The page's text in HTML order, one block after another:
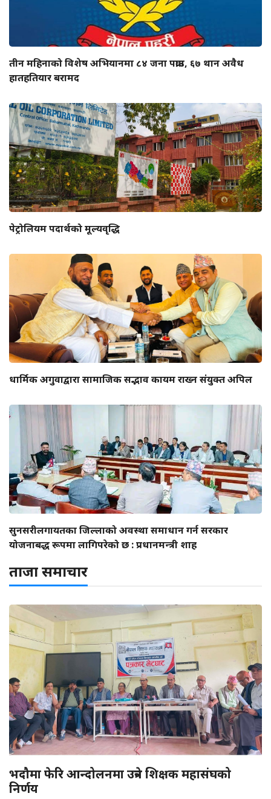
तीन महिनाको विशेष अभियानमा ८४ जना पक्राउ, ६७ थान अवैध
हातहतियार बरामद
पेट्रोलियम पदार्थको मूल्यवृद्धि
धार्मिक अगुवाद्वारा सामाजिक सद्भाव कायम राख्न संयुक्त अपिल
सुनसरीलगायतका जिल्लाको अवस्था समाधान गर्न सरकार
योजनाबद्ध रूपमा लागिपरेको छ : प्रधानमन्त्री शाह
ताजा समाचार
भदौमा फेरि आन्दोलनमा उत्रने शिक्षक महासंघको
निर्णय